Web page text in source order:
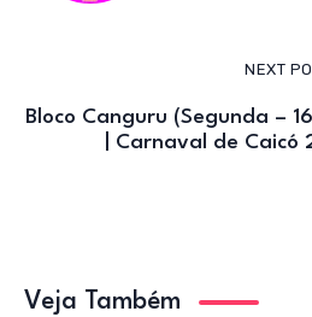
NEXT
Bloco Canguru (Segunda –
| Carnaval de Caicó
Veja Também